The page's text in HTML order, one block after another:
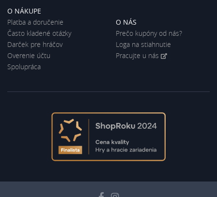
O NÁKUPE
Platba a doručenie
Často kladené otázky
Darček pre hráčov
Overenie účtu
Spolupráca
O NÁS
Prečo kupóny od nás?
Loga na stiahnutie
Pracujte u nás